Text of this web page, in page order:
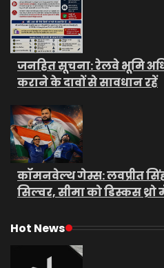
जनहित सूचना: रेलवे भूमि
कराने के दावों से सावधान रहें
कॉमनवेल्थ गेम्स: लवप्रीत
सिल्वर, सीमा को डिस्कस थ्रो
Hot News